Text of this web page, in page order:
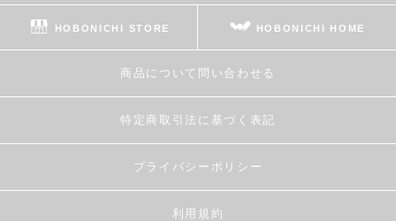
HOBONICHI STORE HOBONICHI HOME
商品について問い合わせる
特定商取引法に基づく表記
プライバシーポリシー
利用規約